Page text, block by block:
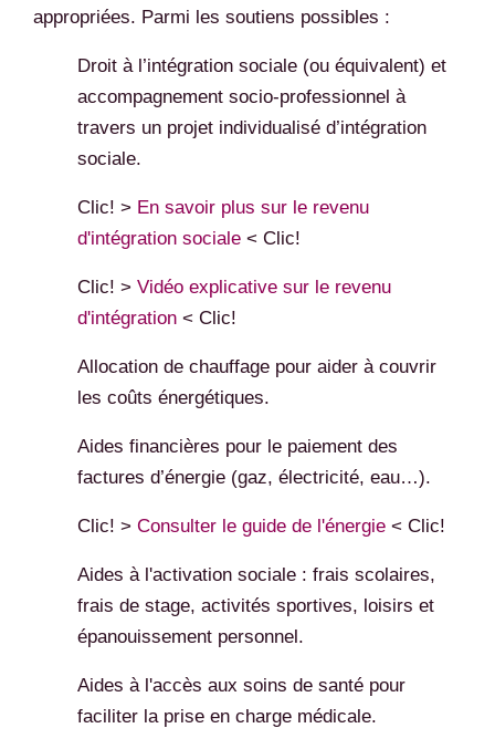
appropriées. Parmi les soutiens possibles :
Droit à l’intégration sociale (ou équivalent) et
accompagnement socio-professionnel à
travers un projet individualisé d’intégration
sociale.
Clic! > En savoir plus sur le revenu
d'intégration sociale < Clic!
Clic! > Vidéo explicative sur le revenu
d'intégration < Clic!
Allocation de chauffage pour aider à couvrir
les coûts énergétiques.
Aides financières pour le paiement des
factures d’énergie (gaz, électricité, eau…).
Clic! > Consulter le guide de l'énergie < Clic!
Aides à l'activation sociale : frais scolaires,
frais de stage, activités sportives, loisirs et
épanouissement personnel.
Aides à l'accès aux soins de santé pour
faciliter la prise en charge médicale.